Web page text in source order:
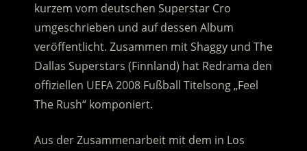
kurzem vom deutschen Superstar Cro
umgeschrieben und auf dessen Album
veröffentlicht. Zusammen mit Shaggy und The
Dallas Superstars (Finnland) hat Redrama den
offiziellen UEFA 2008 Fußball Titelsong „Feel
The Rush“ komponiert.
Aus der Zusammenarbeit mit dem in Los